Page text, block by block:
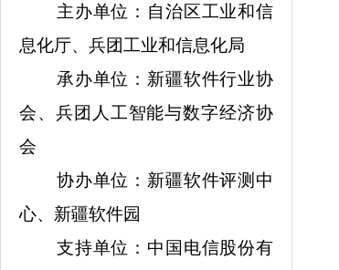
主办单位：自治区工业和信
息化厅、兵团工业和信息化局
承办单位：新疆软件行业协
会、兵团人工智能与数字经济协
会
协办单位：新疆软件评测中
心、新疆软件园
支持单位：中国电信股份有